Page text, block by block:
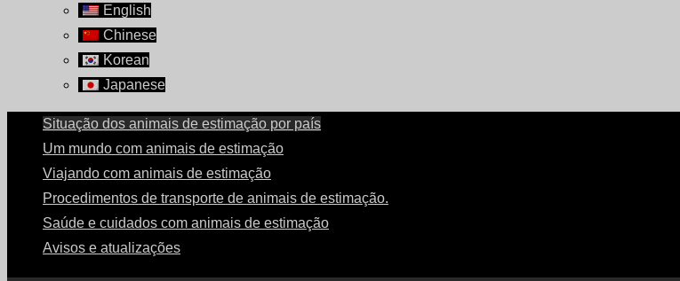
English
Chinese
Korean
Japanese
Situação dos animais de estimação por país
Um mundo com animais de estimação
Viajando com animais de estimação
Procedimentos de transporte de animais de estimação.
Saúde e cuidados com animais de estimação
Avisos e atualizações